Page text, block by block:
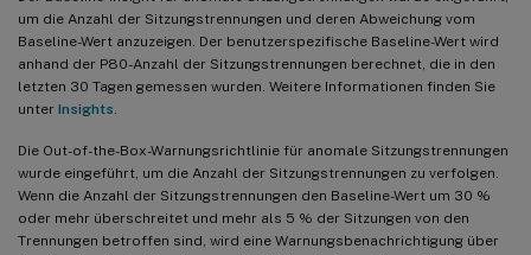
um die Anzahl der Sitzungstrennungen und deren Abweichung vom
Baseline-Wert anzuzeigen. Der benutzerspezifische Baseline-Wert wird
anhand der P80-Anzahl der Sitzungstrennungen berechnet, die in den
letzten 30 Tagen gemessen wurden. Weitere Informationen finden Sie
unter Insights
Die Out-of-the-Box-Warnungsrichtlinie für anomale Sitzungstrennungen
wurde eingeführt, um die Anzahl der Sitzungstrennungen zu verfolgen.
Wenn die Anzahl der Sitzungstrennungen den Baseline-Wert um 30 %
oder mehr überschreitet und mehr als 5 % der Sitzungen von den
Trennungen betroffen sind, wird eine Warnungsbenachrichtigung über